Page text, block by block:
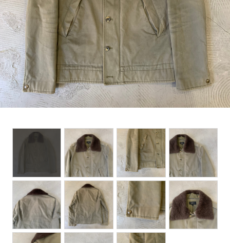
Other brands
TOPS
OUTER WEAR
BOTTOMS
DESIGNERS ARCHIVES